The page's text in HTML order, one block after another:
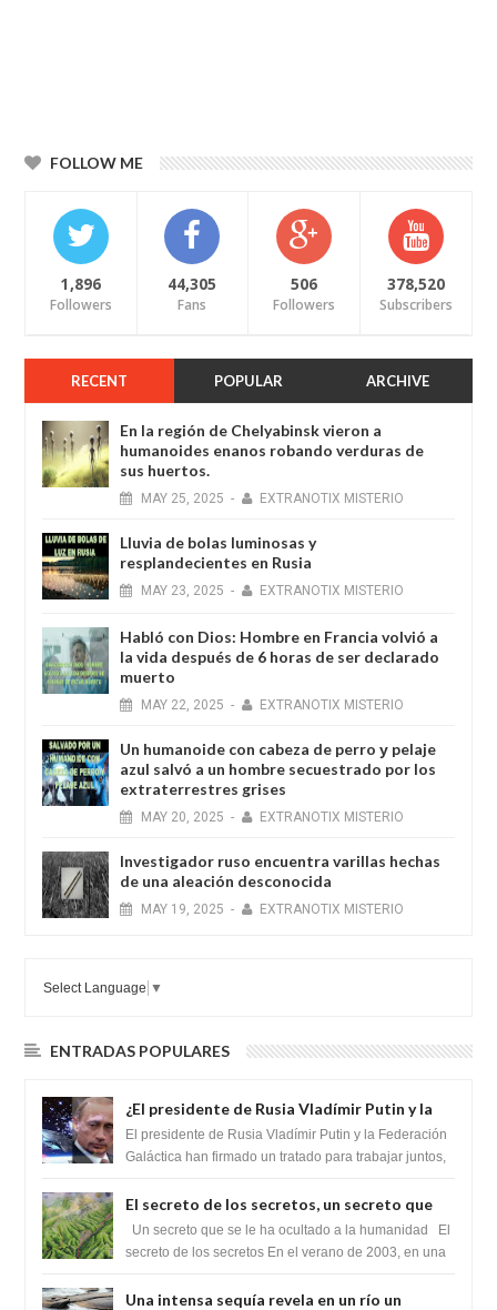
FOLLOW ME
1,896
Followers
44,305
Fans
506
Followers
378,520
Subscribers
RECENT POPULAR ARCHIVE
En la región de Chelyabinsk vieron a
humanoides enanos robando verduras de
sus huertos.
MAY 25, 2025 - EXTRANOTIX MISTERIO
Lluvia de bolas luminosas y
resplandecientes en Rusia
MAY 23, 2025 - EXTRANOTIX MISTERIO
Habló con Dios: Hombre en Francia volvió a
la vida después de 6 horas de ser declarado
muerto
MAY 22, 2025 - EXTRANOTIX MISTERIO
Un humanoide con cabeza de perro у pelaje
azul salvó a un hombre secuestrado por los
extraterrestres grises
MAY 20, 2025 - EXTRANOTIX MISTERIO
Investigador ruso encuentra varillas hechas
de una aleación desconocida
MAY 19, 2025 - EXTRANOTIX MISTERIO
Select Language ▼
ENTRADAS POPULARES
¿El presidente de Rusia Vladímir Putin y la
Federación Galactica han firmado un
tratado para acabar con los Sionistas?
El presidente de Rusia Vladímir Putin y la Federación
Galáctica han firmado un tratado para trabajar juntos,
El secreto de los secretos, un secreto que
cambiaría por completo el destino de la
humanidad
Un secreto que se le ha ocultado a la humanidad El
secreto de los secretos En el verano de 2003, en una
Una intensa sequía revela en un río un